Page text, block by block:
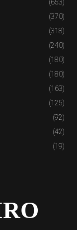
(653)
(370)
(318)
(240)
(180)
(180)
(163)
(125)
(92)
(42)
(19)